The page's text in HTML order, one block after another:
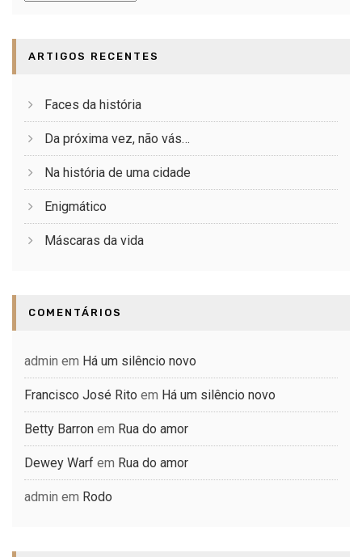
ARTIGOS RECENTES
Faces da história
Da próxima vez, não vás…
Na história de uma cidade
Enigmático
Máscaras da vida
COMENTÁRIOS
admin em Há um silêncio novo
Francisco José Rito em Há um silêncio novo
Betty Barron em Rua do amor
Dewey Warf em Rua do amor
admin em Rodo